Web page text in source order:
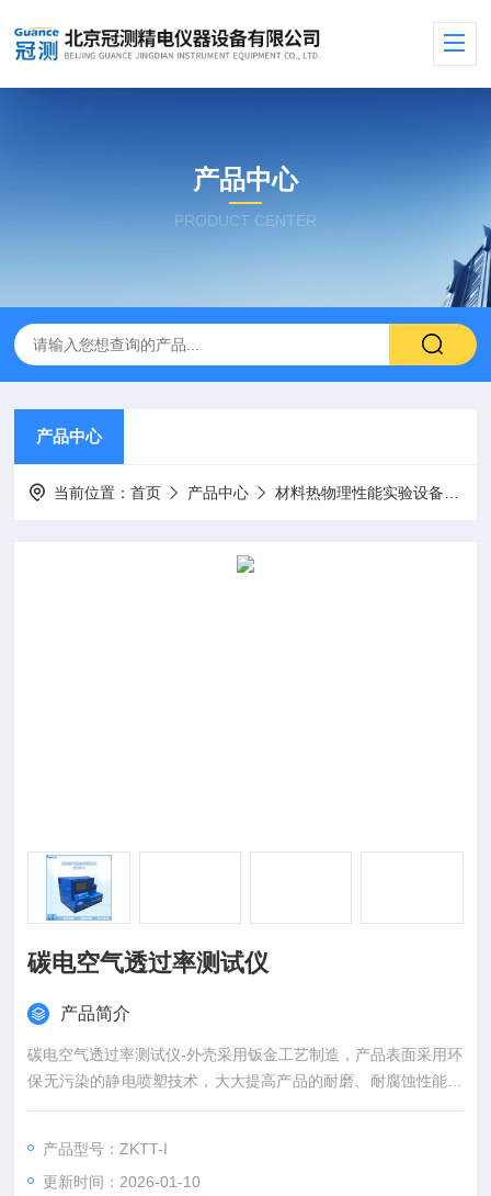
产品中心
PRODUCT CENTER
产品中心
当前位置：首页 产品中心 材料热物理性能实验设备
碳电空气透过率测试仪
产品简介
碳电空气透过率测试仪-外壳采用钣金工艺制造，产品表面采用环
保无污染的静电喷塑技术，大大提高产品的耐磨、耐腐蚀性能。
该仪器所用真空泵、传感器及其控制元件均严格测试，确保各项
制，实验过程和数据全智能化处理；通过软件可实现远程监控和
数据分析。便捷的人机交互界面、高精度，智能化的测量技术，
产品型号：ZKTT-I
更新时间：2026-01-10